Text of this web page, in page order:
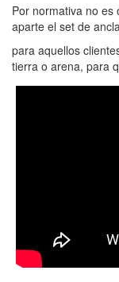
Por normativa no es
aparte el set de
para aquellos
tierra o arena, para